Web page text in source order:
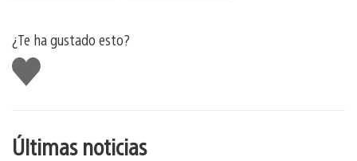
¿Te ha gustado esto?
Me
gusta
Últimas noticias